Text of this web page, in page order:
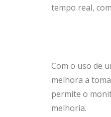
tempo real,
Com o uso de
melhora a
permite o
melhoria.